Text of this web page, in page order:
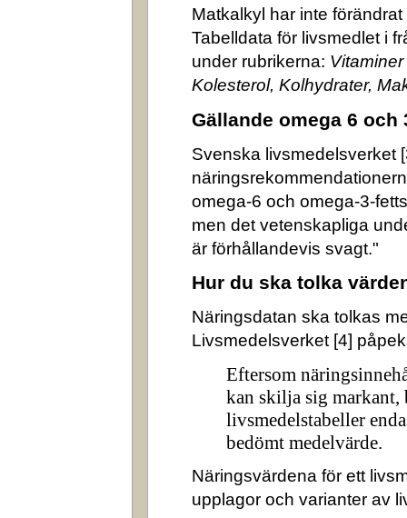
Matkalkyl har inte
Tabelldata för livsmedlet i
under rubrikerna:
Kolesterol, Kolhydrater,
Gällande omega 6 och
Svenska livsmedelsverket
omega-6 och omega-3-
men det vetenskapliga
är förhållandevis svagt."
Hur du ska tolka
Näringsdatan ska tolkas
Livsmedelsverket [4]
Eftersom
kan skilja sig markant,
livsmedelstabeller
bedömt medelvärde.
Näringsvärdena för ett
upplagor och varianter av